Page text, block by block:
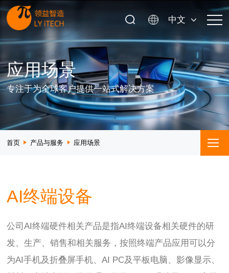
中文
应用场景
专注于为全球客户提供一站式解决方案
首页 产品与服务 应用场景
AI终端设备
公司AI终端硬件相关产品是指AI终端设备相关硬件的研
发、生产、销售和相关服务，按照终端产品应用可以分
为AI手机及折叠屏手机、AI PC及平板电脑、影像显示、